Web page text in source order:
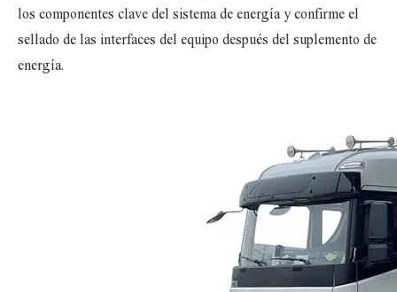
los componentes clave del sistema de energía y confirme el
sellado de las interfaces del equipo después del suplemento de
energía.